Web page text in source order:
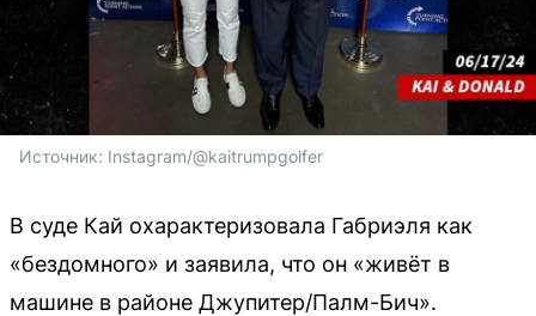
Источник: Instagram/@kaitrumpgolfer
В суде Кай охарактеризовала Габриэля как
«бездомного» и заявила, что он «живёт в
машине в районе Джупитер/Палм-Бич».